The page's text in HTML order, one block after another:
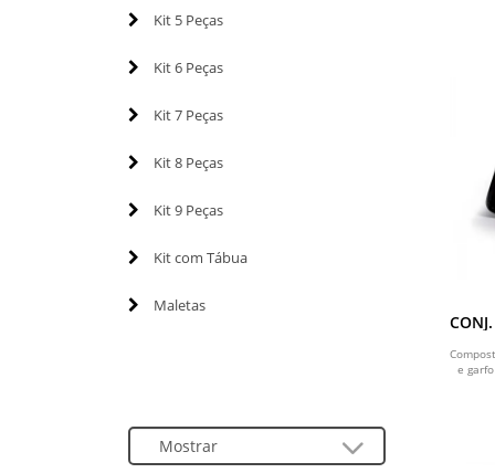
Kit 5 Peças
Kit 6 Peças
Kit 7 Peças
Kit 8 Peças
Kit 9 Peças
Kit com Tábua
Maletas
e